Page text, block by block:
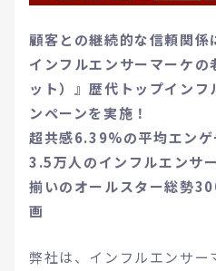
顧客との継続的な信頼関係
インフルエンサーマーケ
ット）』歴代トップインフ
ンペーンを実施！
超共感6.39%の平均エンゲ
3.5万人のインフルエンサ
揃いのオールスター総勢
画
弊社は、インフルエンサー